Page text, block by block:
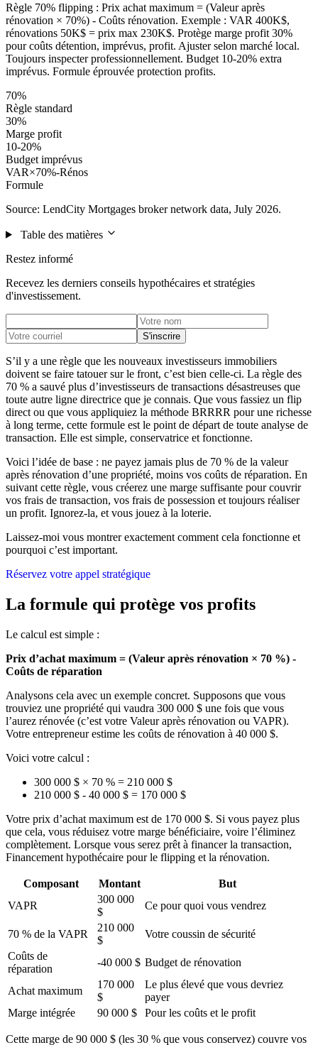
Règle 70% flipping : Prix achat maximum = (Valeur après
rénovation × 70%) - Coûts rénovation. Exemple : VAR 400K$,
rénovations 50K$ = prix max 230K$. Protège marge profit 30%
pour coûts détention, imprévus, profit. Ajuster selon marché local.
Toujours inspecter professionnellement. Budget 10-20% extra
imprévus. Formule éprouvée protection profits.
70%
Règle standard
30%
Marge profit
10-20%
Budget imprévus
VAR×70%-Rénos
Formule
Source: LendCity Mortgages broker network data, July 2026.
Table des matières
Restez informé
Recevez les derniers conseils hypothécaires et stratégies
d'investissement.
S'inscrire
S’il y a une règle que les nouveaux investisseurs immobiliers
doivent se faire tatouer sur le front, c’est bien celle-ci. La règle des
70 % a sauvé plus d’investisseurs de transactions désastreuses que
toute autre ligne directrice que je connais. Que vous fassiez un flip
direct ou que vous appliquiez la méthode BRRRR pour une richesse
à long terme, cette formule est le point de départ de toute analyse de
transaction. Elle est simple, conservatrice et fonctionne.
Voici l’idée de base : ne payez jamais plus de 70 % de la valeur
après rénovation d’une propriété, moins vos coûts de réparation. En
suivant cette règle, vous créerez une marge suffisante pour couvrir
vos frais de transaction, vos frais de possession et toujours réaliser
un profit. Ignorez-la, et vous jouez à la loterie.
Laissez-moi vous montrer exactement comment cela fonctionne et
pourquoi c’est important.
Réservez votre appel stratégique
La formule qui protège vos profits
Le calcul est simple :
Prix d’achat maximum = (Valeur après rénovation × 70 %) -
Coûts de réparation
Analysons cela avec un exemple concret. Supposons que vous
trouviez une propriété qui vaudra 300 000 $ une fois que vous
l’aurez rénovée (c’est votre Valeur après rénovation ou VAPR).
Votre entrepreneur estime les coûts de rénovation à 40 000 $.
Voici votre calcul :
300 000 $ × 70 % = 210 000 $
210 000 $ - 40 000 $ = 170 000 $
Votre prix d’achat maximum est de 170 000 $. Si vous payez plus
que cela, vous réduisez votre marge bénéficiaire, voire l’éliminez
complètement. Lorsque vous serez prêt à financer la transaction,
Financement hypothécaire pour le flipping et la rénovation.
Composant Montant
But
VAPR
300 000
$
Ce pour quoi vous vendrez
70 % de la VAPR
210 000
$
Votre coussin de sécurité
Coûts de
réparation
-40 000 $ Budget de rénovation
Achat maximum
170 000
$
Le plus élevé que vous devriez
payer
Marge intégrée
90 000 $ Pour les coûts et le profit
Cette marge de 90 000 $ (les 30 % que vous conservez) couvre vos